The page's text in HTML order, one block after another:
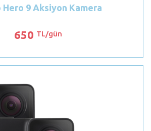
Hero 9 Aksiyon Kamera
650 TL/gün